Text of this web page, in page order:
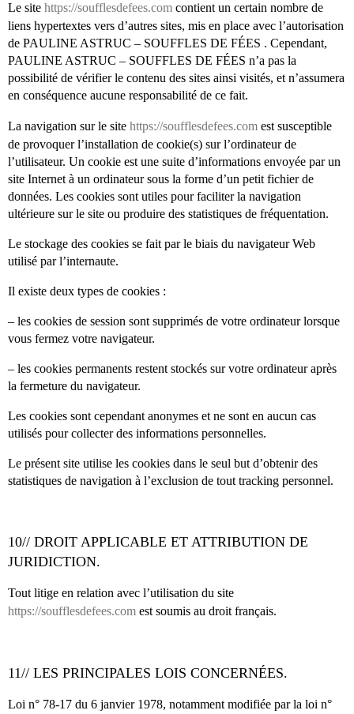
Le site https://soufflesdefees.com contient un certain nombre de
liens hypertextes vers d’autres sites, mis en place avec l’autorisation
de PAULINE ASTRUC – SOUFFLES DE FÉES . Cependant,
PAULINE ASTRUC – SOUFFLES DE FÉES n’a pas la
possibilité de vérifier le contenu des sites ainsi visités, et n’assumera
en conséquence aucune responsabilité de ce fait.
La navigation sur le site https://soufflesdefees.com est susceptible
de provoquer l’installation de cookie(s) sur l’ordinateur de
l’utilisateur. Un cookie est une suite d’informations envoyée par un
site Internet à un ordinateur sous la forme d’un petit fichier de
données. Les cookies sont utiles pour faciliter la navigation
ultérieure sur le site ou produire des statistiques de fréquentation.
Le stockage des cookies se fait par le biais du navigateur Web
utilisé par l’internaute.
Il existe deux types de cookies :
– les cookies de session sont supprimés de votre ordinateur lorsque
vous fermez votre navigateur.
– les cookies permanents restent stockés sur votre ordinateur après
la fermeture du navigateur.
Les cookies sont cependant anonymes et ne sont en aucun cas
utilisés pour collecter des informations personnelles.
Le présent site utilise les cookies dans le seul but d’obtenir des
statistiques de navigation à l’exclusion de tout tracking personnel.
10// DROIT APPLICABLE ET ATTRIBUTION DE
JURIDICTION.
Tout litige en relation avec l’utilisation du site
https://soufflesdefees.com est soumis au droit français.
11// LES PRINCIPALES LOIS CONCERNÉES.
Loi n° 78-17 du 6 janvier 1978, notamment modifiée par la loi n°